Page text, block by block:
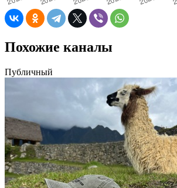
Похожие каналы
Публичный